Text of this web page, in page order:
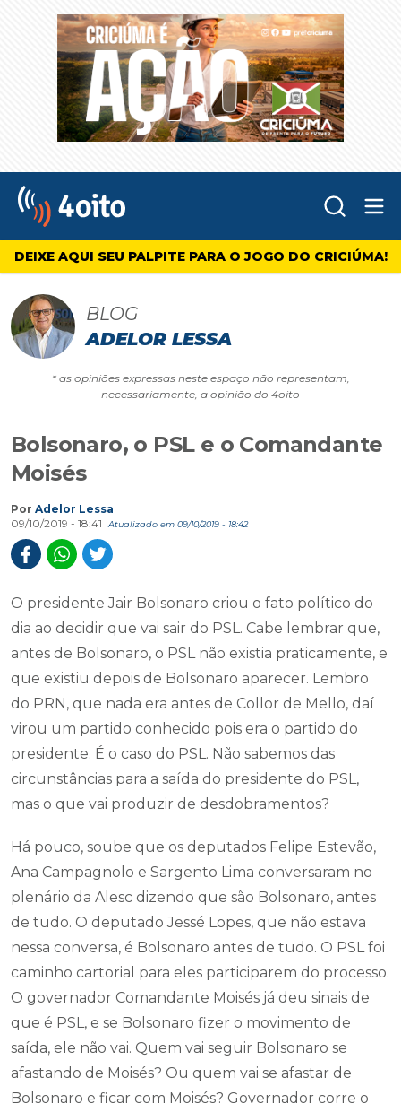
4oito
DEIXE AQUI SEU PALPITE PARA O JOGO DO CRICIÚMA!
BLOG
ADELOR LESSA
* as opiniões expressas neste espaço não representam,
necessariamente, a opinião do 4oito
Bolsonaro, o PSL e o Comandante
Moisés
Por Adelor Lessa
09/10/2019 - 18:41
Atualizado em 09/10/2019 - 18:42
O presidente Jair Bolsonaro criou o fato político do
dia ao decidir que vai sair do PSL. Cabe lembrar que,
antes de Bolsonaro, o PSL não existia praticamente, e
que existiu depois de Bolsonaro aparecer. Lembro
do PRN, que nada era antes de Collor de Mello, daí
virou um partido conhecido pois era o partido do
presidente. É o caso do PSL. Não sabemos das
circunstâncias para a saída do presidente do PSL,
mas o que vai produzir de desdobramentos?
Há pouco, soube que os deputados Felipe Estevão,
Ana Campagnolo e Sargento Lima conversaram no
plenário da Alesc dizendo que são Bolsonaro, antes
de tudo. O deputado Jessé Lopes, que não estava
nessa conversa, é Bolsonaro antes de tudo. O PSL foi
caminho cartorial para eles participarem do processo.
O governador Comandante Moisés já deu sinais de
que é PSL, e se Bolsonaro fizer o movimento de
saída, ele não vai. Quem vai seguir Bolsonaro se
afastando de Moisés? Ou quem vai se afastar de
Bolsonaro e ficar com Moisés? Governador corre o